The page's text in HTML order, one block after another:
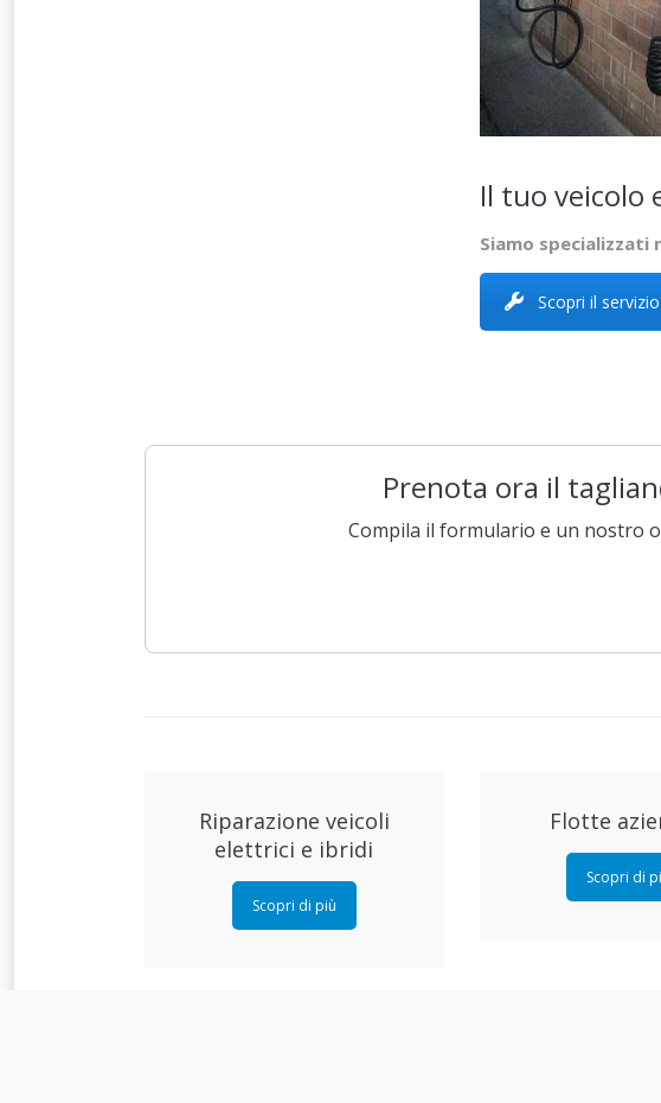
Il tuo veicolo
Siamo
Scopri il servizio
Prenota ora il
Compila il formulario e un nostro
Riparazione veicoli
elettrici e ibridi
Scopri di più
Flotte
Scopri di